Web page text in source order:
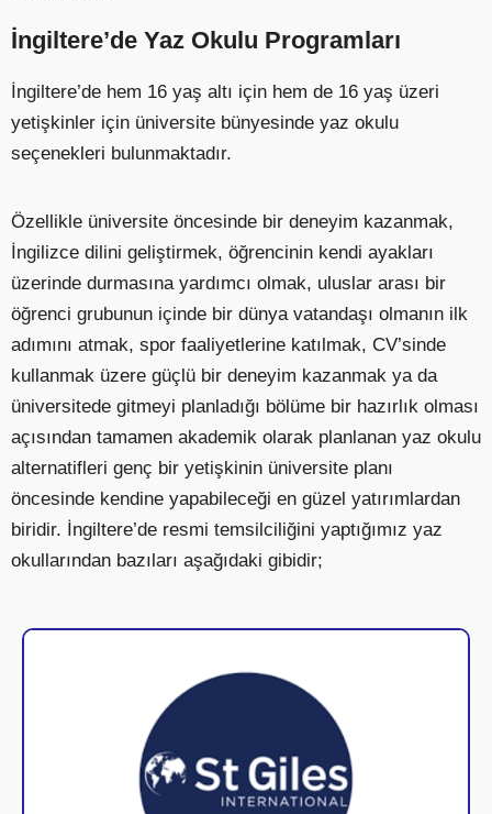
İngiltere’de Yaz Okulu Programları
İngiltere’de hem 16 yaş altı için hem de 16 yaş üzeri
yetişkinler için üniversite bünyesinde yaz okulu
seçenekleri bulunmaktadır.
Özellikle üniversite öncesinde bir deneyim kazanmak,
İngilizce dilini geliştirmek, öğrencinin kendi ayakları
üzerinde durmasına yardımcı olmak, uluslar arası bir
öğrenci grubunun içinde bir dünya vatandaşı olmanın ilk
adımını atmak, spor faaliyetlerine katılmak, CV’sinde
kullanmak üzere güçlü bir deneyim kazanmak ya da
üniversitede gitmeyi planladığı bölüme bir hazırlık olması
açısından tamamen akademik olarak planlanan yaz okulu
alternatifleri genç bir yetişkinin üniversite planı
öncesinde kendine yapabileceği en güzel yatırımlardan
biridir. İngiltere’de resmi temsilciliğini yaptığımız yaz
okullarından bazıları aşağıdaki gibidir;